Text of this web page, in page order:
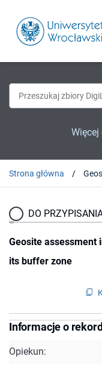
Strona główna
DO
Geosite assessment
its buffer zone
Informacje o
Opiekun: